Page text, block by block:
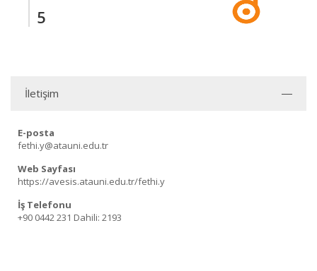
5
İletişim
E-posta
fethi.y@atauni.edu.tr
Web Sayfası
https://avesis.atauni.edu.tr/fethi.y
İş Telefonu
+90 0442 231 Dahili: 2193